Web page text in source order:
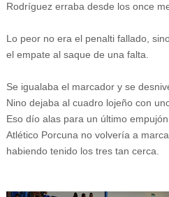
Rodríguez erraba desde los once
Lo peor no era el penalti fallado,
el empate al saque de una falta.
Se igualaba el marcador y se
Nino dejaba al cuadro lojeño con
Eso dío alas para un último
Atlético Porcuna no volvería a
habiendo tenido los tres tan cerca.